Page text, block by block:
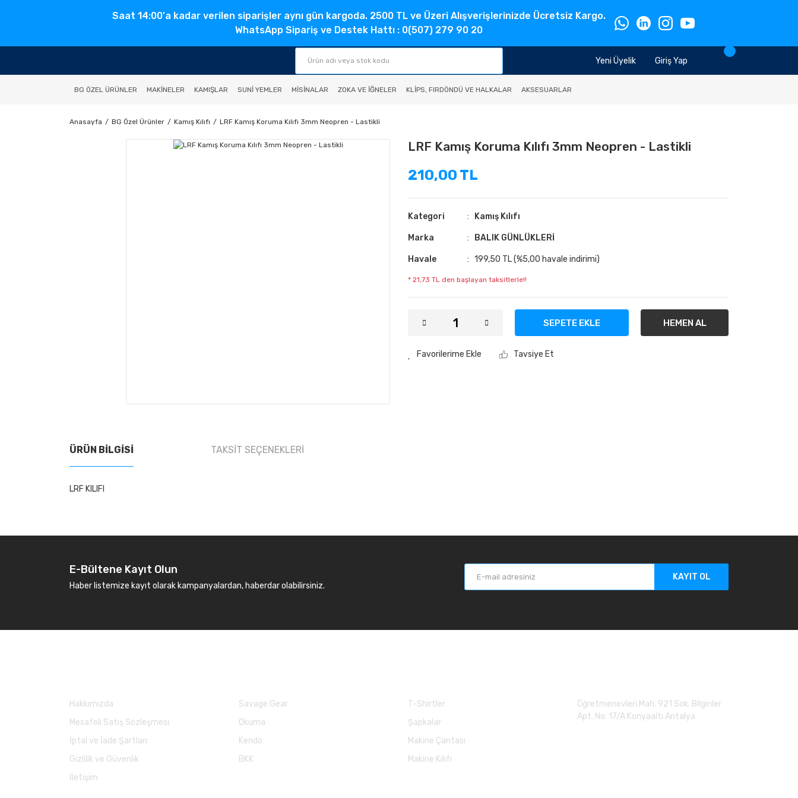
Saat 14:00'a kadar verilen siparişler aynı gün kargoda. 2500 TL ve Üzeri Alışverişlerinizde Ücretsiz Kargo.
WhatsApp Sipariş ve Destek Hattı : 0(507) 279 90 20
Giriş Yap
Yeni Üyelik
BG ÖZEL ÜRÜNLER MAKINELER KAMIŞLAR SUNI YEMLER MISINALAR ZOKA VE İĞNELER KLIPS, FIRDÖNDÜ VE HALKALAR AKSESUARLAR
Anasayfa BG Özel Ürünler Kamış Kılıfı LRF Kamış Koruma Kılıfı 3mm Neopren - Lastikli
LRF Kamış Koruma Kılıfı 3mm Neopren - Lastikli
210,00 TL
Kategori Kamış Kılıfı
Marka BALIK GÜNLÜKLERİ
Havale 199,50 TL (%5,00 havale indirimi)
* 21,73 TL den başlayan taksitlerle!!
SEPETE EKLE HEMEN AL
Tavsiye Et
ÜRÜN BILGISI TAKSIT SEÇENEKLERI
LRF KILIFI
E-Bültene Kayıt Olun
Haber listemize kayıt olarak kampanyalardan, haberdar olabilirsiniz.
KAYIT OL
Hakkımızda
Mesafeli Satış Sözleşmesi
İptal ve İade Şartları
Gizlilik ve Güvenlik
İletişim
Savage Gear
Okuma
Kendo
BKK
T-Shirtler
Şapkalar
Makine Çantası
Makine Kılıfı
Öğretmenevleri Mah. 921 Sok. Bilginler
Apt. No: 17/A Konyaaltı Antalya